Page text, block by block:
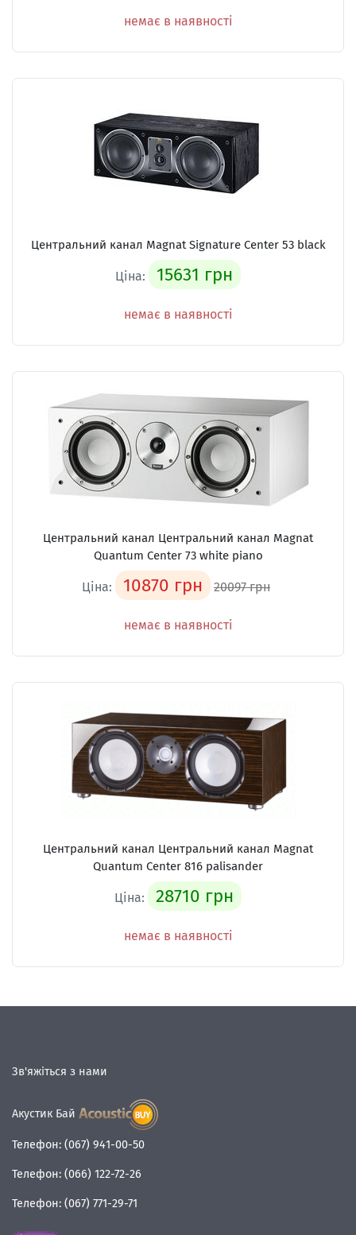
немає в наявності
Центральний канал Magnat Signature Center 53 black
Ціна: 15631 грн
немає в наявності
Центральний канал Центральний канал Magnat
Quantum Center 73 white piano
Ціна: 10870 грн 20097 грн
немає в наявності
Центральний канал Центральний канал Magnat
Quantum Center 816 palisander
Ціна: 28710 грн
немає в наявності
Зв'яжіться з нами
Акустик Бай
Телефон: (067) 941-00-50
Телефон: (066) 122-72-26
Телефон: (067) 771-29-71